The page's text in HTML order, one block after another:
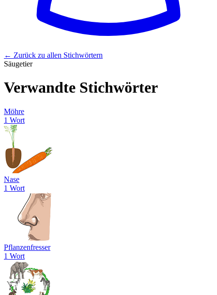
← Zurück zu allen Stichwörtern
Säugetier
Verwandte Stichwörter
Möhre
1 Wort
Nase
1 Wort
Pflanzenfresser
1 Wort